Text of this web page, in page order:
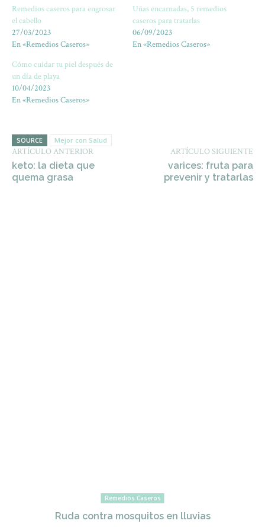
Remedios caseros para engrosar
el cabello
27/03/2023
En «Remedios Caseros»
Uñas encarnadas, 5 remedios
caseros para tratarlas
06/09/2023
En «Remedios Caseros»
Cómo cuidar tu piel después de
un día de playa
10/04/2023
En «Remedios Caseros»
SOURCE Mejor con Salud
ARTÍCULO ANTERIOR
keto: la dieta que
quema grasa
ARTÍCULO SIGUIENTE
varices: fruta para
prevenir y tratarlas
Remedios Caseros
Ruda contra mosquitos en lluvias